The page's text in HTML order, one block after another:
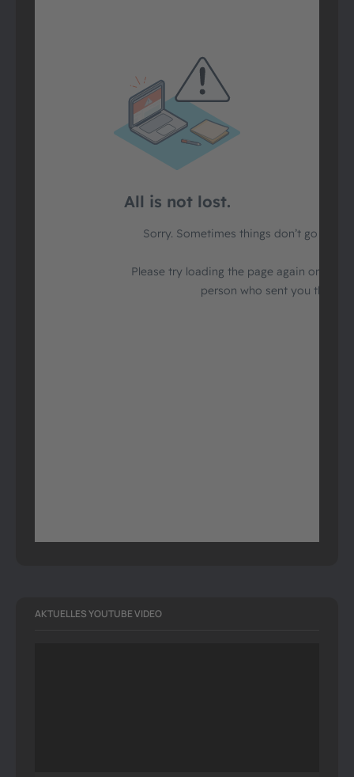
AKTUELLES YOUTUBE VIDEO